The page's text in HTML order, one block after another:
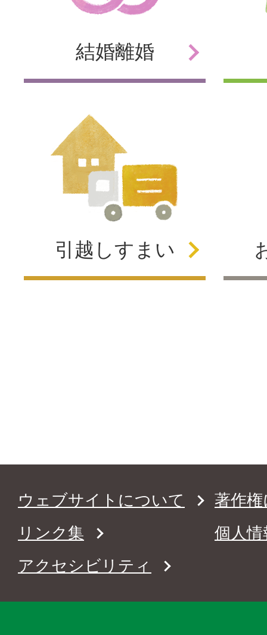
結婚離婚
引越しすまい
ウェブサイトについて
著作
リンク集
個人
アクセシビリティ